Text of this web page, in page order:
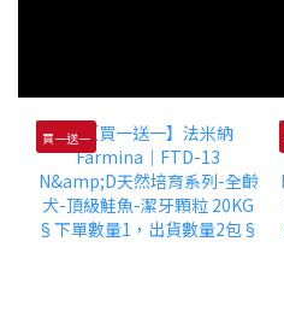
買一送一